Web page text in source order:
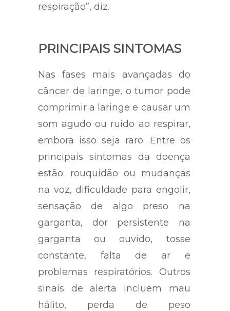
respiração”, diz.
PRINCIPAIS SINTOMAS
Nas fases mais avançadas do
câncer de laringe, o tumor pode
comprimir a laringe e causar um
som agudo ou ruído ao respirar,
embora isso seja raro. Entre os
principais sintomas da doença
estão: rouquidão ou mudanças
na voz, dificuldade para engolir,
sensação de algo preso na
garganta, dor persistente na
garganta ou ouvido, tosse
constante, falta de ar e
problemas respiratórios. Outros
sinais de alerta incluem mau
hálito, perda de peso